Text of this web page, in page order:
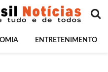
ENTRETENIMENTO